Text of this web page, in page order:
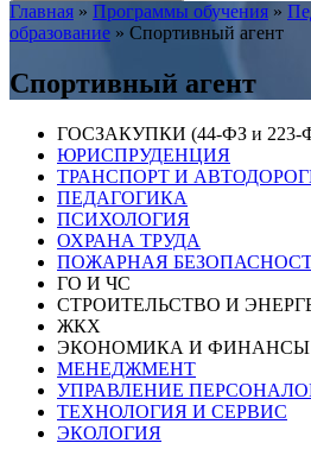
Главная » Программы обучения »
образование » Спортивный агент
Спортивный агент
ГОСЗАКУПКИ (44-ФЗ и
ЮРИСПРУДЕНЦИЯ
ТРАНСПОРТ И
ПЕДАГОГИКА
ПСИХОЛОГИЯ
ОХРАНА ТРУДА
ПОЖАРНАЯ
ГО И ЧС
СТРОИТЕЛЬСТВО И
ЖКХ
ЭКОНОМИКА И ФИНАНСЫ
МЕНЕДЖМЕНТ
УПРАВЛЕНИЕ
ТЕХНОЛОГИЯ И СЕРВИС
ЭКОЛОГИЯ